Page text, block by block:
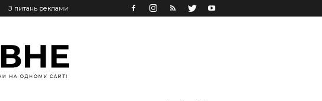
З питань реклами